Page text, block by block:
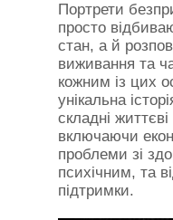
Портрети
просто
стан, а й
виживання та
кожним із цих
унікальна
складні
включаючи
проблеми зі
психічним, та
підтримки.